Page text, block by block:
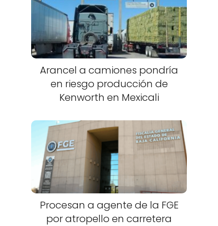
Arancel a camiones pondría
en riesgo producción de
Kenworth en Mexicali
Procesan a agente de la FGE
por atropello en carretera